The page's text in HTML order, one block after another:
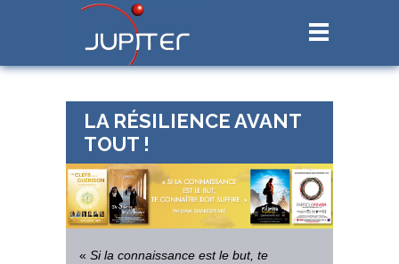
LA RÉSILIENCE AVANT
TOUT !
« Si la connaissance est le but, te